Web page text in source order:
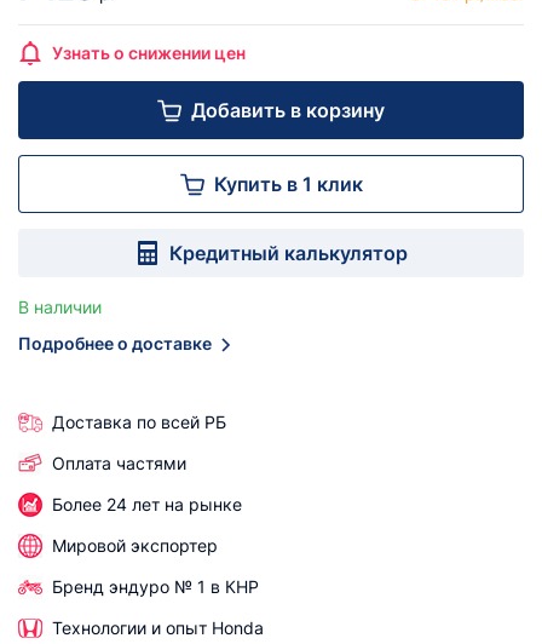
Узнать о снижении цен
Добавить в корзину
Купить в 1 клик
Кредитный калькулятор
В наличии
Подробнее о доставке
Доставка по всей РБ
Оплата частями
Более 24 лет на рынке
Мировой экспортер
Бренд эндуро № 1 в КНР
Технологии и опыт Honda